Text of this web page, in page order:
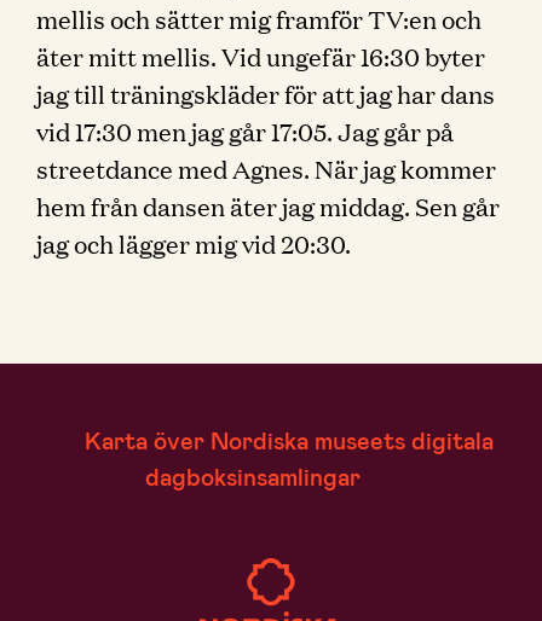
mellis och sätter mig framför TV:en och
äter mitt mellis. Vid ungefär 16:30 byter
jag till träningskläder för att jag har dans
vid 17:30 men jag går 17:05. Jag går på
streetdance med Agnes. När jag kommer
hem från dansen äter jag middag. Sen går
jag och lägger mig vid 20:30.
Karta över Nordiska museets digitala
dagboksinsamlingar